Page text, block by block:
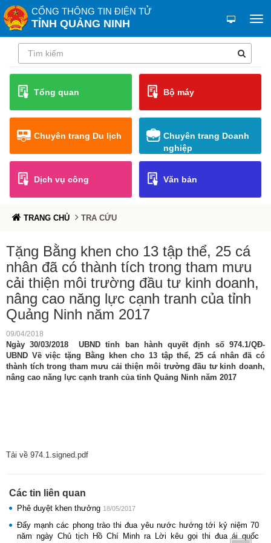
CỔNG THÔNG TIN ĐIỆN TỬ
TỈNH QUẢNG NINH
Tổng quan Bộ máy
Chuyên trang Du lịch
Chuyên trang Doanh
nghiệp
Dịch vụ công Văn bản
TRANG CHỦ TRA CỨU
Tặng Bằng khen cho 13 tập thể, 25 cá
nhân đã có thành tích trong tham mưu
cải thiện môi trường đầu tư kinh doanh,
nâng cao năng lực cạnh tranh của tỉnh
Quảng Ninh năm 2017
09/04/2018
Ngày 30/03/2018 UBND tỉnh ban hành quyết định số 974.1/QĐ-
UBND Về việc tặng Bằng khen cho 13 tập thể, 25 cá nhân đã có
thành tích trong tham mưu cải thiện môi trường đầu tư kinh doanh,
nâng cao năng lực cạnh tranh của tỉnh Quảng Ninh năm 2017
Tải về 974.1.signed.pdf
Các tin liên quan
Phê duyệt khen thưởng 18/05/2017
Đẩy mạnh các phong trào thi đua yêu nước hướng tới kỷ niệm 70
năm ngày Chủ tịch Hồ Chí Minh ra Lời kêu gọi thi đua ái quốc